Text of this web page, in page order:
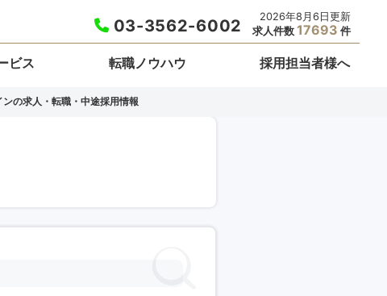
2026年8月6日更新
求人件数 17693 件
03-3562-6002
ビス 転職ノウハウ 採用担当者様へ
の求人・転職・中途採用情報